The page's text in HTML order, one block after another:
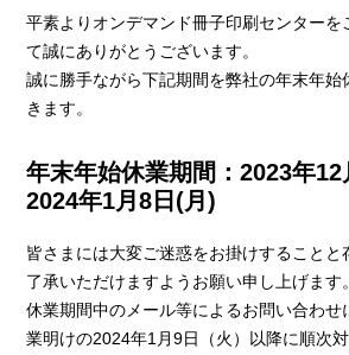
平素よりオンデマンド冊子印刷センターを
て誠にありがとうございます。
誠に勝手ながら下記期間を弊社の年末年始
きます。
年末年始休業期間：2023年12
2024年1月8日(月)
皆さまには大変ご迷惑をお掛けすることと
了承いただけますようお願い申し上げます。
休業期間中のメール等によるお問い合わせ
業明けの2024年1月9日（火）以降に順次